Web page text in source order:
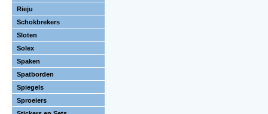
Rieju
Schokbrekers
Sloten
Solex
Spaken
Spatborden
Spiegels
Sproeiers